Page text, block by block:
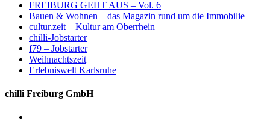
FREIBURG GEHT AUS – Vol. 6
Bauen & Wohnen – das Magazin rund um die Immobilie
cultur.zeit – Kultur am Oberrhein
chilli-Jobstarter
f79 – Jobstarter
Weihnachtszeit
Erlebniswelt Karlsruhe
chilli Freiburg GmbH